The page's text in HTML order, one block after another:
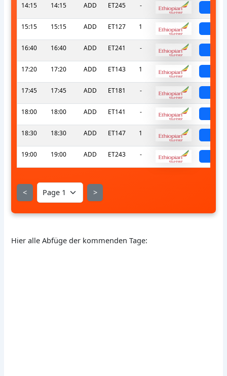
14:15 14:15 ADD ET245 -
15:15 15:15 ADD ET127 1
16:40 16:40 ADD ET241 -
17:20 17:20 ADD ET143 1
17:45 17:45 ADD ET181 -
18:00 18:00 ADD ET141 -
18:30 18:30 ADD ET147 1
19:00 19:00 ADD ET243 -
< >
Hier alle Abfüge der kommenden Tage: